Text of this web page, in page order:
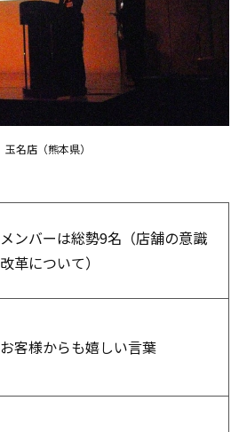
玉名店（熊本県）
メンバーは総勢9名（店舗の意識
改革について）
お客様からも嬉しい言葉